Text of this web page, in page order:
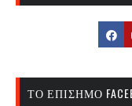
ΤΟ ΕΠΊΣΗΜΟ